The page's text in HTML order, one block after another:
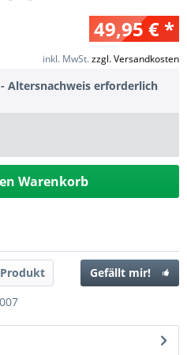
49,95 € *
inkl. MwSt.zzgl. Versandkosten
Altersnachweis erforderlich
Warenkorb
Gefällt mir!